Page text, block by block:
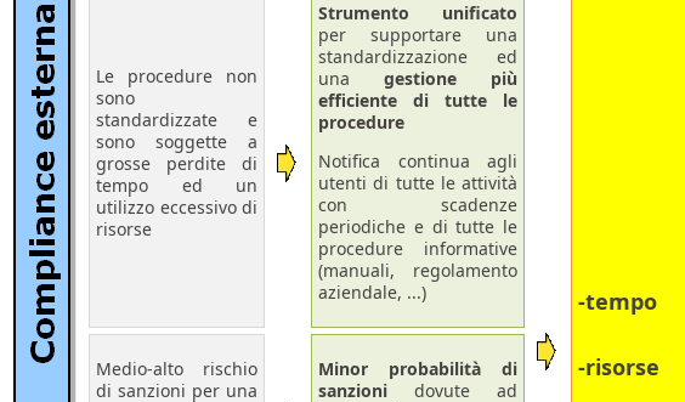
-tempo
-risorse
Le procedure non
sono
standardizzate e
sono soggette a
grosse perdite di
tempo ed un
utilizzo eccessivo di
risorse
Strumento unificato
per supportare una
standardizzazione ed
una gestione più
efficiente di tutte le
procedure
Notifica continua agli
utenti di tutte le attività
con scadenze
periodiche e di tutte le
procedure informative
(manuali, regolamento
aziendale, ...)
Medio-alto rischio
di sanzioni per una
Minor probabilità di
sanzioni dovute ad